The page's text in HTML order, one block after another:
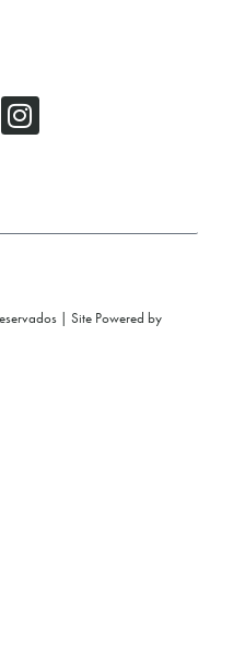
| Site Powered by